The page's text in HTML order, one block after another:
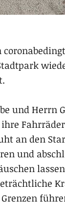
und Herrn
an den
und